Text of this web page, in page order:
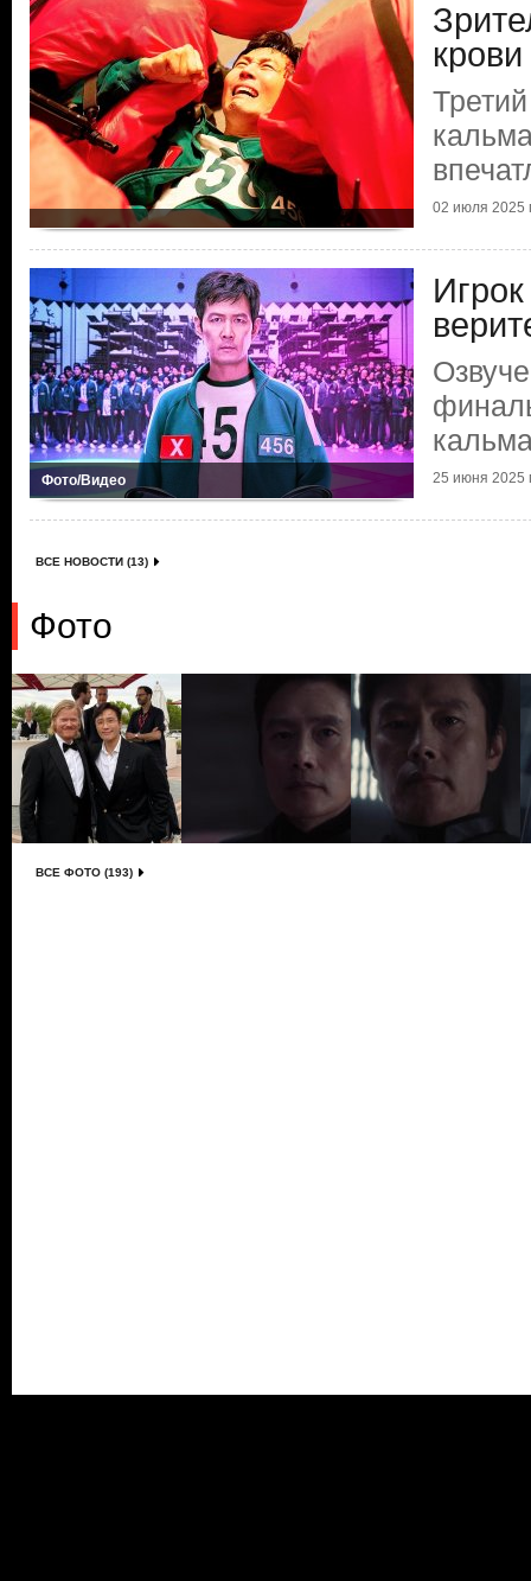
02 июля 2025
Фото/Видео 25 июня 2025
ВСЕ НОВОСТИ (13)
Фото
ВСЕ ФОТО (193)